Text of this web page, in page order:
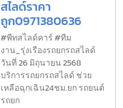
สไลด์ราคา
ถูก0971380636
#พีทสไลด์คาร์ #ทีม
งาน_รุ่งเรืองรถยกรถสไลด์
วันที่ 26 มิถุนายน 2568
บริการรถยกรถสไลด์ ช่วย
เหลือฉุกเฉิน24ชม.ยก รถยนต์
รถยก